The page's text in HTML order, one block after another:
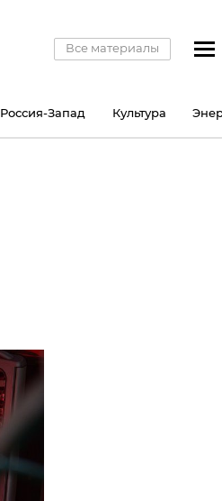
Все материалы
Россия-Запад Культура